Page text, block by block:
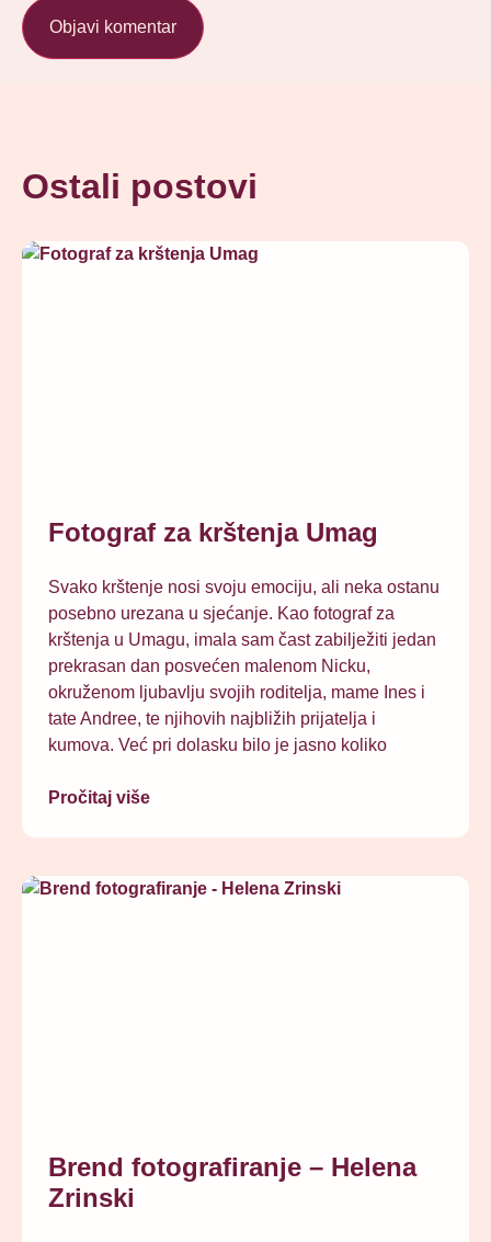
Ostali postovi
Fotograf za krštenja Umag
Svako krštenje nosi svoju emociju, ali neka ostanu
posebno urezana u sjećanje. Kao fotograf za
krštenja u Umagu, imala sam čast zabilježiti jedan
prekrasan dan posvećen malenom Nicku,
okruženom ljubavlju svojih roditelja, mame Ines i
tate Andree, te njihovih najbližih prijatelja i
kumova. Već pri dolasku bilo je jasno koliko
Pročitaj više
Brend fotografiranje – Helena
Zrinski